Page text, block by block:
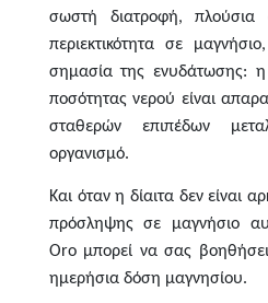
σωστή διατροφή,
περιεκτικότητα σε
σημασία της ενυδάτωσης:
ποσότητας νερού είναι
σταθερών επιπέδων
οργανισμό.
Και όταν η δίαιτα δεν είναι
πρόσληψης σε μαγνήσιο
Oro μπορεί να σας
ημερήσια δόση μαγνησίου.